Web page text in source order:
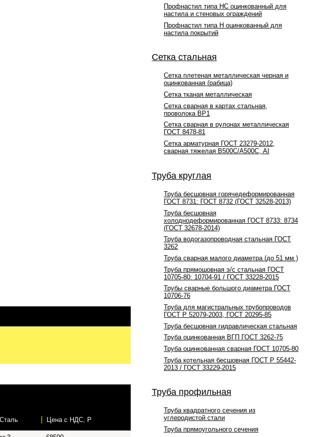
Сталь Цена c НДС, Р
Профнастил типа НС оцинкованный для
настила и стеновых ограждений
Профнастил типа Н оцинкованный для
настила покрытий
Сетка стальная
Сетка плетеная металлическая черная и
оцинкованная (рабица)
Сетка тканая металлическая
Сетка сварная в картах стальная,
проволока ВР1
Сетка сварная в рулонах металлическая
ГОСТ 8478-81
Сетка арматурная ГОСТ 23279-2012,
сварная тяжелая В500С/А500С, АI
Труба круглая
Труба бесшовная горячедеформированная
ГОСТ 8731: ГОСТ 8732 (ГОСТ 32528-2013)
Труба бесшовная
холоднодеформированная ГОСТ 8733: 8734
(ГОСТ 32678-2014)
Труба водогазопроводная стальная ГОСТ
3262
Труба сварная малого диаметра (до 51 мм.)
Труба прямошовная э/с стальная ГОСТ
10705-80: 10704-91 / ГОСТ 33228-2015
Трубы сварные большого диаметра ГОСТ
10706-76
Труба для магистральных трубопроводов
ГОСТ Р 52079-2003, ГОСТ 20295-85
Труба бесшовная гидравлическая стальная
Труба оцинкованная ВГП ГОСТ 3262-75
Труба оцинкованная сварная ГОСТ 10705-80
Труба котельная бесшовная ГОСТ Р 55442-
2013 / ГОСТ 33229-2015
Труба профильная
Труба квадратного сечения из
углеродистой стали
Труба прямоугольного сечения